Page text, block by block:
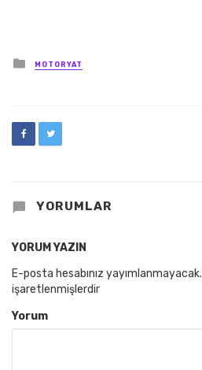
Posted
in
MOTORYAT
YORUMLAR
YORUM YAZIN
E-posta hesabınız yayımlanmayacak.
işaretlenmişlerdir
Yorum